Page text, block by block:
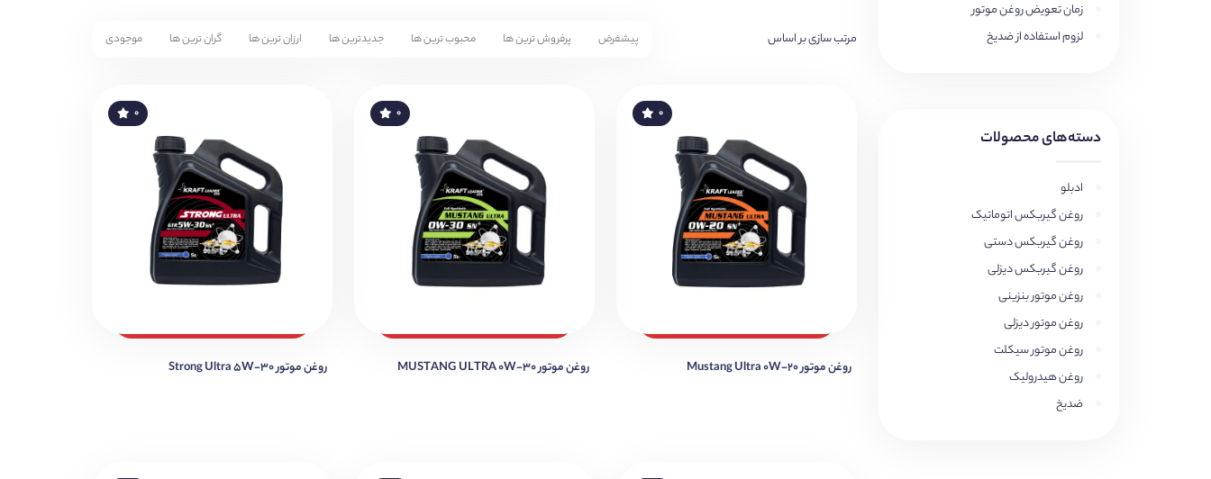
زمان تعویض روغن موتور
لزوم استفاده از ضدیخ
دسته‌های محصولات
ادبلو
روغن گیربکس اتوماتیک
روغن گیربکس دستی
روغن گیربکس دیزلی
روغن موتور بنزینی
روغن موتور دیزلی
روغن موتور سیکلت
روغن هیدرولیک
ضدیخ
مرتب سازی بر اساس پیشفرض پرفروش ترین ها محبوب ترین ها جدیدترین ها ارزان ترین ها گران ترین ها موجودی
۰
روغن موتور Mustang Ultra 0W-20
۰
روغن موتور MUSTANG ULTRA 0W-30
۰
روغن موتور Strong Ultra 5W-30